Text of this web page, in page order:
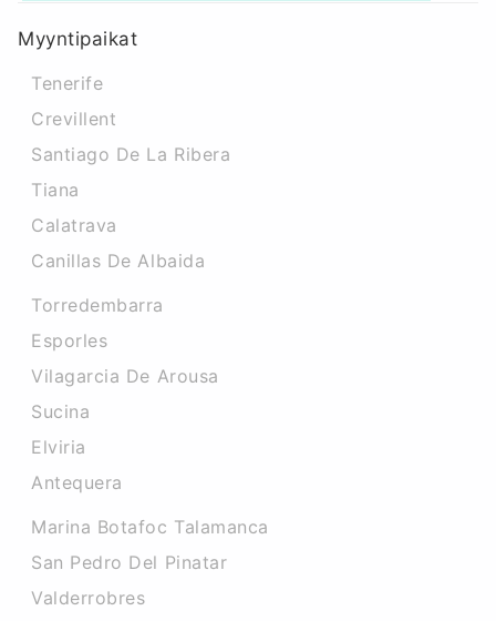
Myyntipaikat
Tenerife
Crevillent
Santiago De La Ribera
Tiana
Calatrava
Canillas De Albaida
Torredembarra
Esporles
Vilagarcia De Arousa
Sucina
Elviria
Antequera
Marina Botafoc Talamanca
San Pedro Del Pinatar
Valderrobres